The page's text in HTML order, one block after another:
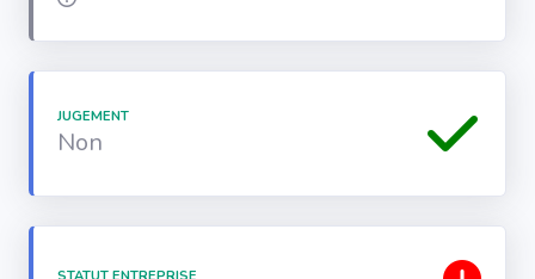
JUGEMENT
Non